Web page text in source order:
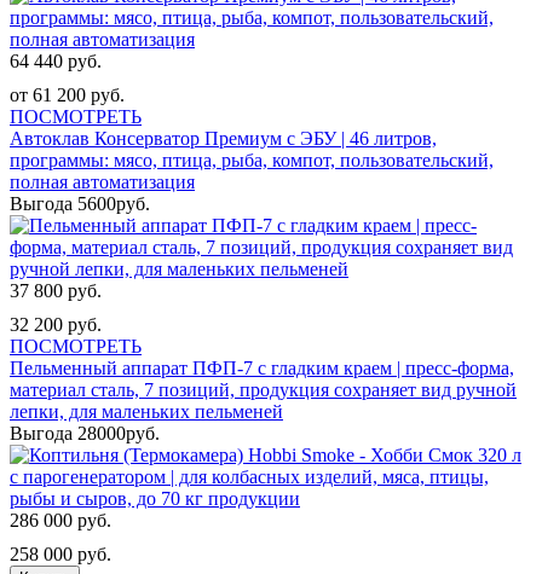
от 61 200 руб.
64 440 руб.
ПОСМОТРЕТЬ
Автоклав Консерватор Премиум с ЭБУ | 46 литров,
программы: мясо, птица, рыба, компот, пользовательский,
полная автоматизация
Выгода 5600руб.
32 200 руб.
37 800 руб.
ПОСМОТРЕТЬ
Пельменный аппарат ПФП-7 с гладким краем | пресс-форма,
материал сталь, 7 позиций, продукция сохраняет вид ручной
лепки, для маленьких пельменей
Выгода 28000руб.
258 000 руб.
286 000 руб.